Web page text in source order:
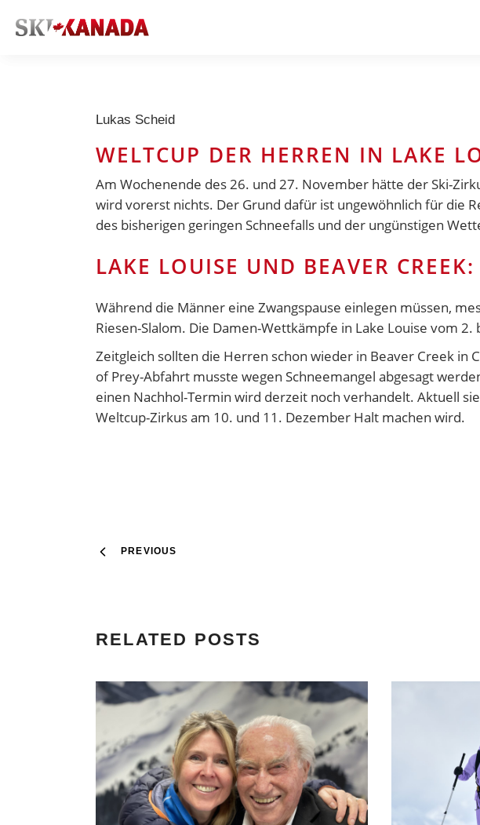
Lukas Scheid
WELTCUP DER HERREN IN LAKE
Am Wochenende des 26. und 27. November hätte der Ski-
wird vorerst nichts. Der Grund dafür ist ungewöhnlich für die
des bisherigen geringen Schneefalls und der ungünstigen
LAKE LOUISE UND BEAVER
Während die Männer eine Zwangspause einlegen müssen,
Riesen-Slalom. Die Damen-Wettkämpfe in Lake Louise vom
Zeitgleich sollten die Herren schon wieder in Beaver Creek in
of Prey-Abfahrt musste wegen Schneemangel abgesagt
einen Nachhol-Termin wird derzeit noch verhandelt. Aktuell
Weltcup-Zirkus am 10. und 11. Dezember Halt machen wird.
PREVIOUS
RELATED POSTS